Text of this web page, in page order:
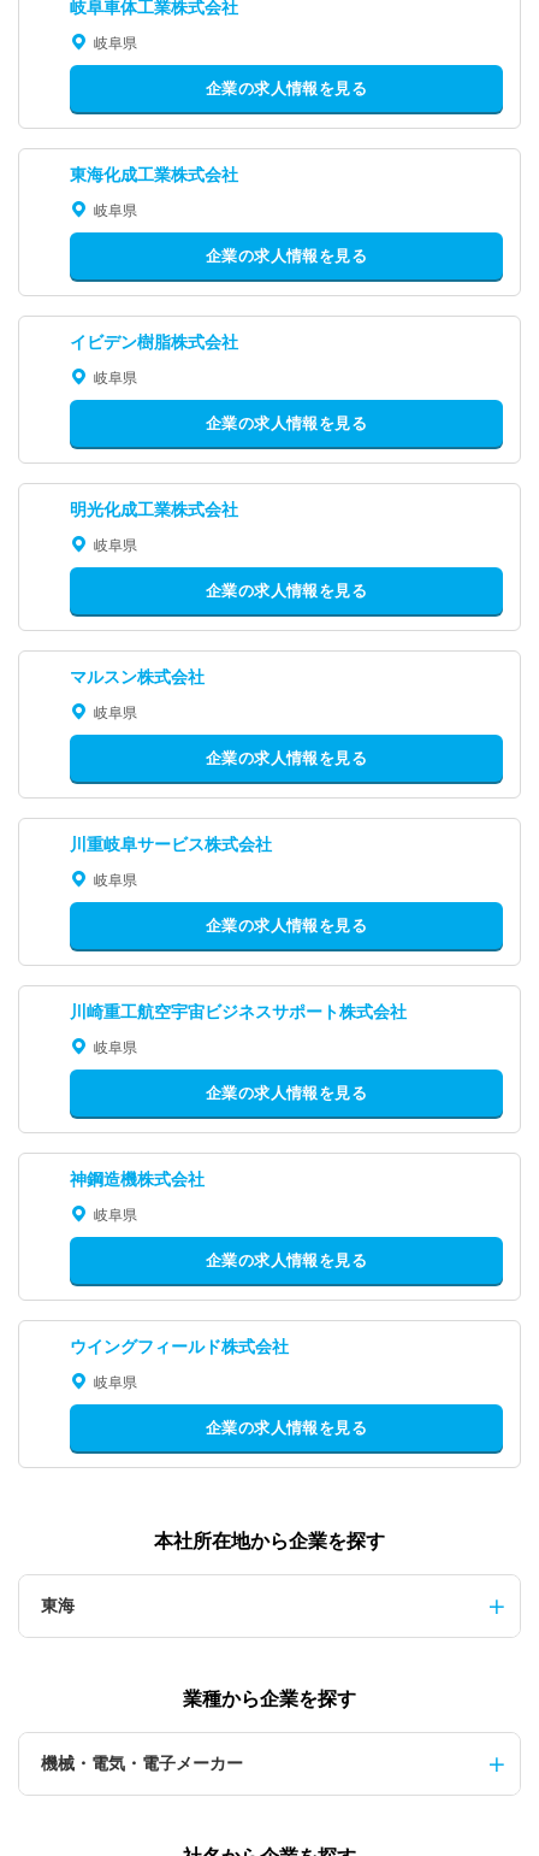
岐阜車体工業株式会社
岐阜県
企業の求人情報を見る
東海化成工業株式会社
岐阜県
企業の求人情報を見る
イビデン樹脂株式会社
岐阜県
企業の求人情報を見る
明光化成工業株式会社
岐阜県
企業の求人情報を見る
マルスン株式会社
岐阜県
企業の求人情報を見る
川重岐阜サービス株式会社
岐阜県
企業の求人情報を見る
川崎重工航空宇宙ビジネスサポート株式会社
岐阜県
企業の求人情報を見る
神鋼造機株式会社
岐阜県
企業の求人情報を見る
ウイングフィールド株式会社
岐阜県
企業の求人情報を見る
本社所在地から企業を探す
東海
業種から企業を探す
機械・電気・電子メーカー